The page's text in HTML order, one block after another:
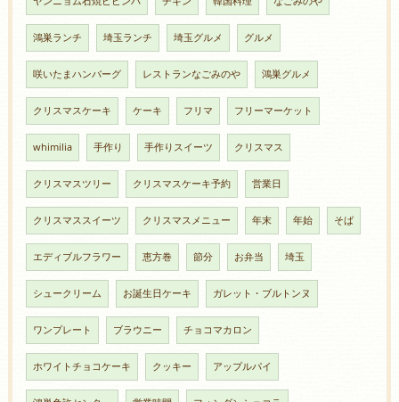
鴻巣ランチ 埼玉ランチ 埼玉グルメ グルメ
咲いたまハンバーグ レストランなごみのや 鴻巣グルメ
クリスマスケーキ ケーキ フリマ フリーマーケット
whimilia 手作り 手作りスイーツ クリスマス
クリスマスツリー クリスマスケーキ予約 営業日
クリスマススイーツ クリスマスメニュー 年末 年始 そば
エディブルフラワー 恵方巻 節分 お弁当 埼玉
シュークリーム お誕生日ケーキ ガレット・ブルトンヌ
ワンプレート ブラウニー チョコマカロン
ホワイトチョコケーキ クッキー アップルパイ